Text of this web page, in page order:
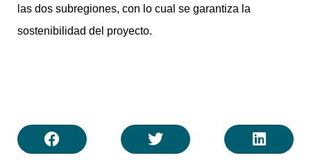
las dos subregiones, con lo cual se garantiza la
sostenibilidad del proyecto.